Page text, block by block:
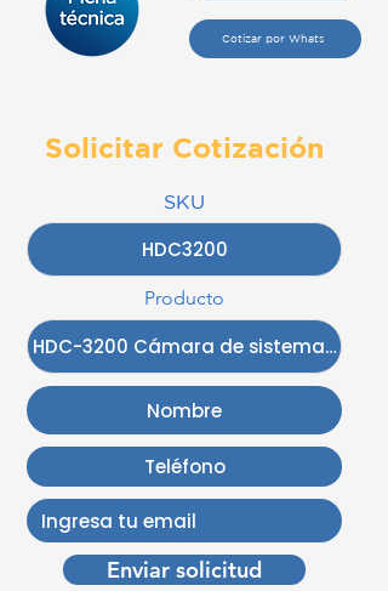
Cotizar por Whats
Solicitar Cotización
SKU
Producto
Enviar solicitud